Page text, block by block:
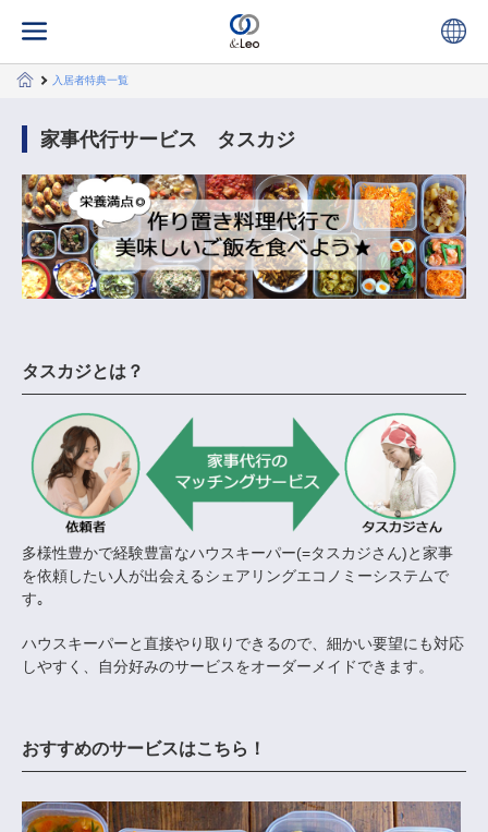
入居者特典一覧
家事代行サービス タスカジ
タスカジとは？
多様性豊かで経験豊富なハウスキーパー(=タスカジさん)と家事
を依頼したい人が出会えるシェアリングエコノミーシステムで
す｡
ハウスキーパーと直接やり取りできるので、細かい要望にも対応
しやすく、自分好みのサービスをオーダーメイドできます。
おすすめのサービスはこちら！